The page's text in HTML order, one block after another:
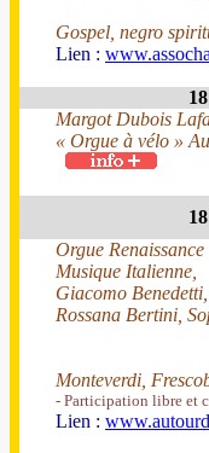
Gospel, negro
Lien :
Margot Dubois
« Orgue à vélo »
Orgue
Musique Italienne,
Giacomo
Rossana Bertini,
Monteverdi,
- Participation libre et
Lien :